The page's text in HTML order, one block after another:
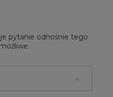
pytanie odnośnie tego